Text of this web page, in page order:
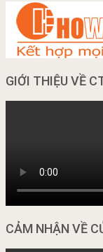
GIỚI THIỆU VỀ
CẢM NHẬN VỀ